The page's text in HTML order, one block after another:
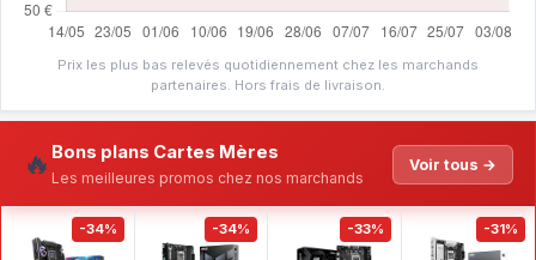
Prix les plus bas relevés quotidiennement chez les marchands
partenaires. Hors frais de livraison.
🔥 Bons plans Cartes Mères
Les meilleures promos chez nos marchands
Voir tous →
-34% -34% -33% -31%